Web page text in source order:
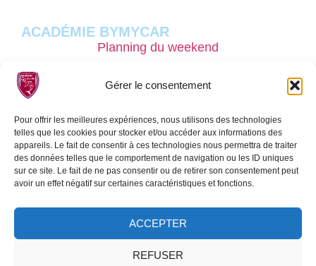
Gérer le consentement
Pour offrir les meilleures expériences, nous utilisons des technologies
telles que les cookies pour stocker et/ou accéder aux informations des
appareils. Le fait de consentir à ces technologies nous permettra de traiter
des données telles que le comportement de navigation ou les ID uniques
sur ce site. Le fait de ne pas consentir ou de retirer son consentement peut
avoir un effet négatif sur certaines caractéristiques et fonctions.
ACCEPTER
REFUSER
ACADÉMIE BYMYCAR
Planning du weekend
Nos stages performances
Recrutement
Sport étude
SECTION FÉMININE